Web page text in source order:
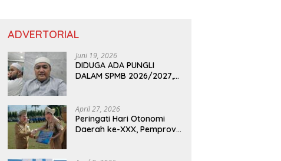
ADVERTORIAL
Juni 19, 2026
DIDUGA ADA PUNGLI
DALAM SPMB 2026/2027,
AKAN DITINDAK TEGAS
April 27, 2026
Peringati Hari Otonomi
Daerah ke-XXX, Pemprov